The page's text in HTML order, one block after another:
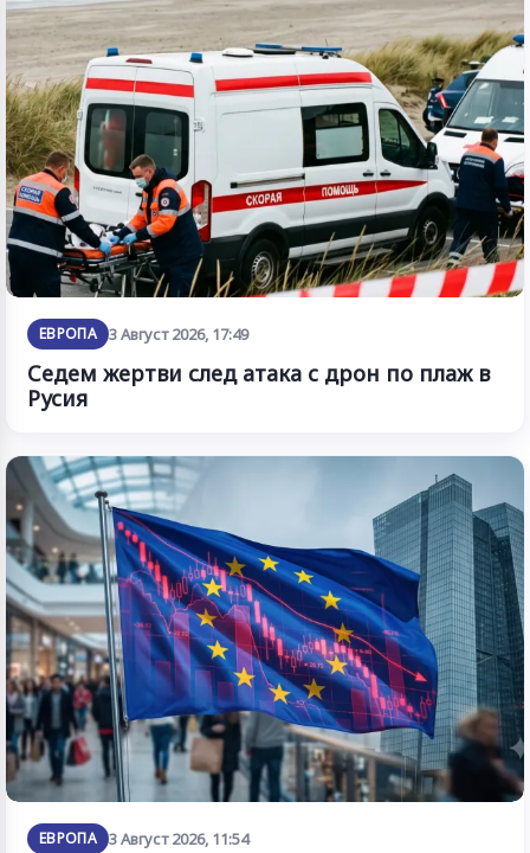
ЕВРОПА 3 Август 2026, 17:49
Седем жертви след атака с дрон по плаж в
Русия
ЕВРОПА 3 Август 2026, 11:54